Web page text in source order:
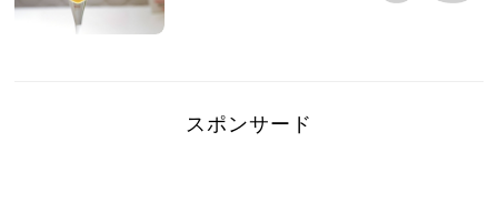
スポンサード